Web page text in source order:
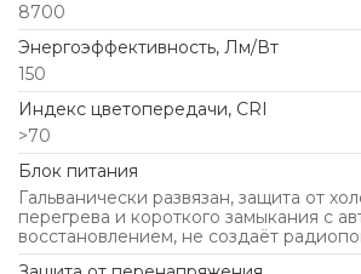
8700
Энергоэффективность, Лм/Вт
150
Индекс цветопередачи, CRI
>70
Блок питания
Гальванически развязан, защита от
перегрева и короткого замыкания с
восстановлением, не создаёт